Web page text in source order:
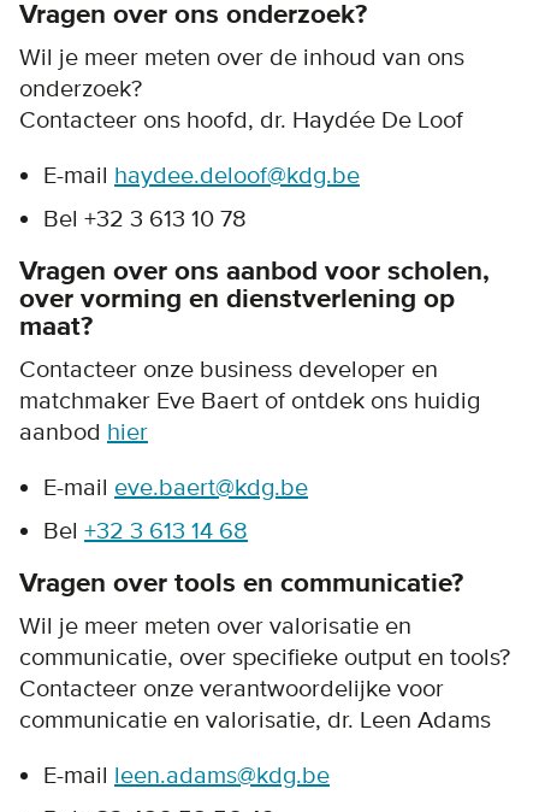
Vragen over ons onderzoek?
Wil je meer meten over de inhoud van ons
onderzoek?
Contacteer ons hoofd, dr. Haydée De Loof
E-mail haydee.deloof@kdg.be
Bel +32 3 613 10 78
Vragen over ons aanbod voor scholen,
over vorming en dienstverlening op
maat?
Contacteer onze business developer en
matchmaker Eve Baert of ontdek ons huidig
aanbod hier
E-mail eve.baert@kdg.be
Bel +32 3 613 14 68
Vragen over tools en communicatie?
Wil je meer meten over valorisatie en
communicatie, over specifieke output en tools?
Contacteer onze verantwoordelijke voor
communicatie en valorisatie, dr. Leen Adams
E-mail leen.adams@kdg.be